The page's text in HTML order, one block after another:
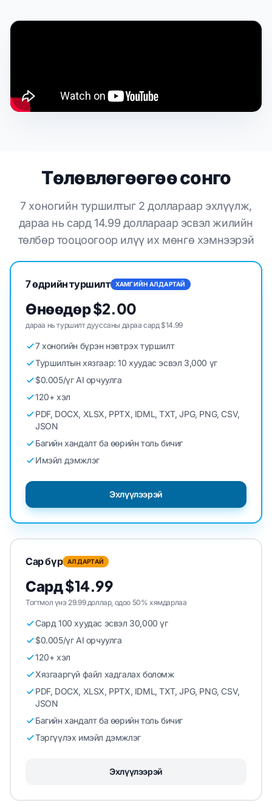
Төлөвлөгөөгөө сонго
7 хоногийн туршилтыг 2 доллараар эхлүүлж,
дараа нь сард 14.99 доллараар эсвэл жилийн
төлбөр тооцоогоор илүү их мөнгө хэмнээрэй
7 өдрийн туршилт ХАМГИЙН АЛДАРТАЙ
Өнөөдөр $2.00
дараа нь туршилт дууссаны дараа сард $14.99
7 хоногийн бүрэн нэвтрэх туршилт
Туршилтын хязгаар: 10 хуудас эсвэл 3,000 үг
$0.005/үг AI орчуулга
120+ хэл
PDF, DOCX, XLSX, PPTX, IDML, TXT, JPG, PNG, CSV,
JSON
Багийн хандалт ба өөрийн толь бичиг
Имэйл дэмжлэг
Эхлүүлээрэй
Сар бүр АЛДАРТАЙ
Сард $14.99
Тогтмол үнэ 29.99 доллар, одоо 50% хямдарлаа
Сард 100 хуудас эсвэл 30,000 үг
$0.005/үг AI орчуулга
120+ хэл
Хязгааргүй файл хадгалах боломж
PDF, DOCX, XLSX, PPTX, IDML, TXT, JPG, PNG, CSV,
JSON
Багийн хандалт ба өөрийн толь бичиг
Тэргүүлэх имэйл дэмжлэг
Эхлүүлээрэй